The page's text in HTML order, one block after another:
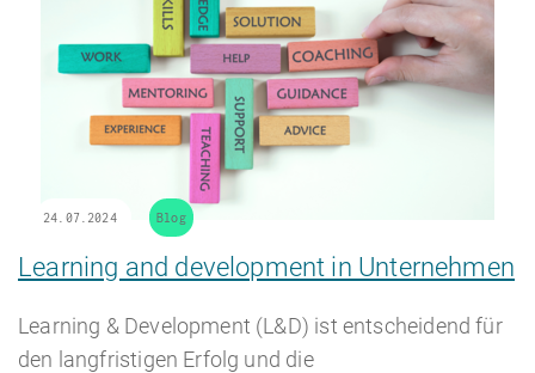
24.07.2024 Blog
Learning and development in Unternehmen
Learning & Development (L&D) ist entscheidend für
den langfristigen Erfolg und die